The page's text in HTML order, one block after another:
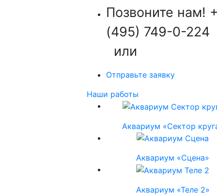
Позвоните нам!
(495) 749-0-224
или
Отправьте заявку
Наши работы
Аквариум «Сектор
Аквариум «Сцена»
Аквариум «Теле 2»